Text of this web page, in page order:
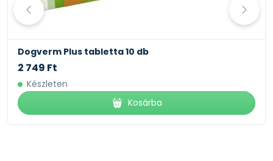
ÖSSZETÉTEL:
parajlevél
Dogverm Plus tabletta 10 db
2 749 Ft
Készleten
Kosárba